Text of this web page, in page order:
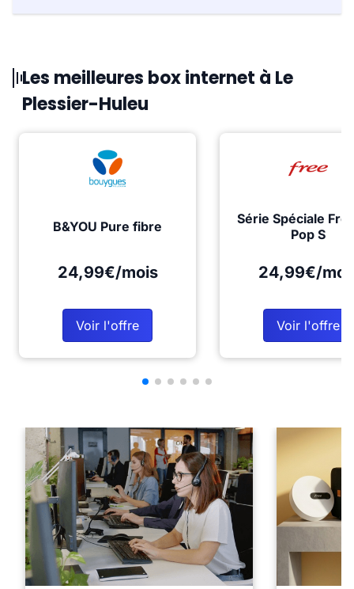
Les meilleures box internet à Le
Plessier-Huleu
B&YOU Pure fibre
24,99€/mois
Voir l'offre
Série Spéciale
Pop S
24,99€/
Voir l'offre